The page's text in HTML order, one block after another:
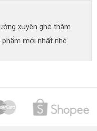
xuyên ghé thăm
mới nhất nhé.